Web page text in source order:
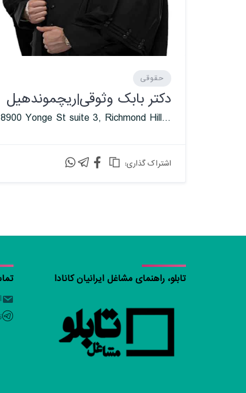
حقوقی
دکتر بابک وثوقی|ریچموندهیل
8900 Yonge St suite 3, Richmond Hill, ON L4C 0L7, Canada
:اشتراک گذاری
تابلو، راهنمای مشاغل ایرانیان کانادا